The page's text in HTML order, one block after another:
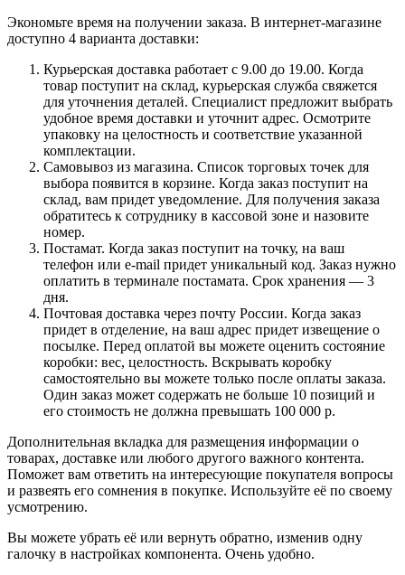
Экономьте время на получении заказа. В интернет-магазине
доступно 4 варианта доставки:
Курьерская доставка работает с 9.00 до 19.00. Когда
товар поступит на склад, курьерская служба свяжется
для уточнения деталей. Специалист предложит выбрать
удобное время доставки и уточнит адрес. Осмотрите
упаковку на целостность и соответствие указанной
комплектации.
Самовывоз из магазина. Список торговых точек для
выбора появится в корзине. Когда заказ поступит на
склад, вам придет уведомление. Для получения заказа
обратитесь к сотруднику в кассовой зоне и назовите
номер.
Постамат. Когда заказ поступит на точку, на ваш
телефон или e-mail придет уникальный код. Заказ нужно
оплатить в терминале постамата. Срок хранения — 3
дня.
Почтовая доставка через почту России. Когда заказ
придет в отделение, на ваш адрес придет извещение о
посылке. Перед оплатой вы можете оценить состояние
коробки: вес, целостность. Вскрывать коробку
самостоятельно вы можете только после оплаты заказа.
Один заказ может содержать не больше 10 позиций и
его стоимость не должна превышать 100 000 р.
Дополнительная вкладка для размещения информации о
товарах, доставке или любого другого важного контента.
Поможет вам ответить на интересующие покупателя вопросы
и развеять его сомнения в покупке. Используйте её по своему
усмотрению.
Вы можете убрать её или вернуть обратно, изменив одну
галочку в настройках компонента. Очень удобно.